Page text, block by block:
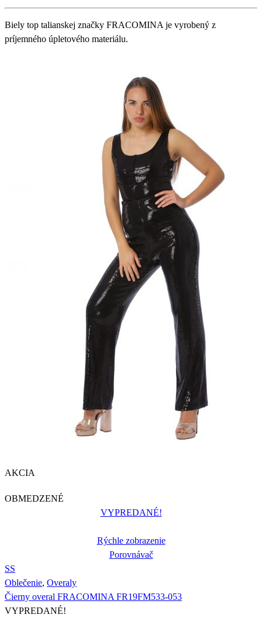
Biely top talianskej značky FRACOMINA je vyrobený z
príjemného úpletového materiálu.
AKCIA
OBMEDZENÉ
VYPREDANÉ!
Rýchle zobrazenie
Porovnávač
SS
Oblečenie, Overaly
Čierny overal FRACOMINA FR19FM533-053
VYPREDANÉ!